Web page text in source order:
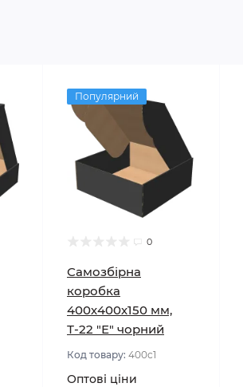
Популярний
0
Самозбірна
коробка
400х400х150 мм,
Т-22 "Е" чорний
Код товару: 400с1
Оптові ціни